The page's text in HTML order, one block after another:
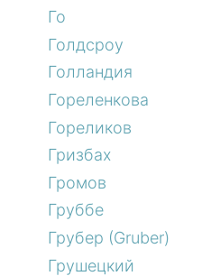
Го
Голдсроу
Голландия
Гореленкова
Гореликов
Гризбах
Громов
Груббе
Грубер (Gruber)
Грушецкий